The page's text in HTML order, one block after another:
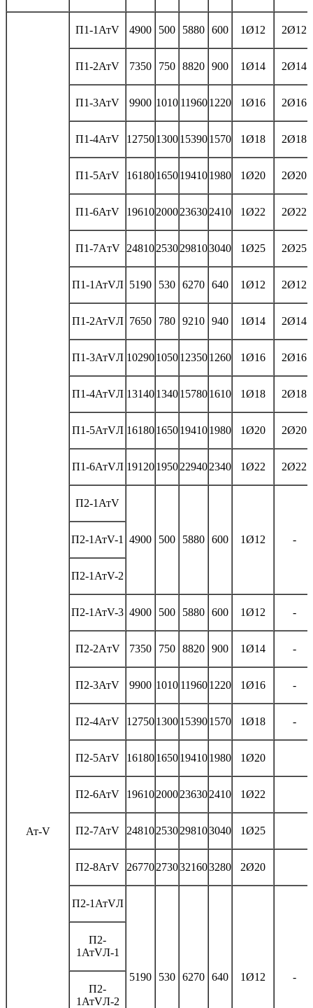
Ат-V
П1-1АтV 4900 500 5880 600 1Ø12 2Ø12
П1-2АтV 7350 750 8820 900 1Ø14 2Ø14
П1-3АтV 9900 1010 11960 1220 1Ø16 2Ø16
П1-4АтV 127501300153901570 1Ø18 2Ø18
П1-5АтV 161801650194101980 1Ø20 2Ø20
П1-6АтV 196102000236302410 1Ø22 2Ø22
П1-7AтV 248102530298103040 1Ø25 2Ø25
П1-1АтVЛ 5190 530 6270 640 1Ø12 2Ø12
П1-2АтVЛ 7650 780 9210 940 1Ø14 2Ø14
П1-3АтVЛ 102901050123501260 1Ø16 2Ø16
П1-4АтVЛ 131401340157801610 1Ø18 2Ø18
П1-5АтVЛ 161801650194101980 1Ø20 2Ø20
П1-6АтVЛ 191201950229402340 1Ø22 2Ø22
П2-1АтV
4900 500 5880 600 1Ø12 -
П2-1АтV-1
П2-1АтV-2
П2-1АтV-3 4900 500 5880 600 1Ø12 -
П2-2AтV 7350 750 8820 900 1Ø14 -
П2-3АтV 9900 1010 11960 1220 1Ø16 -
П2-4АтV 127501300153901570 1Ø18 -
П2-5АтV 161801650194101980 1Ø20
П2-6АтV 196102000236302410 1Ø22
П2-7АтV 248102530298103040 1Ø25
П2-8АтV 267702730321603280 2Ø20
П2-1АтVЛ
5190 530 6270 640 1Ø12 -
П2-
1АтVЛ-1
П2-
1АтVЛ-2